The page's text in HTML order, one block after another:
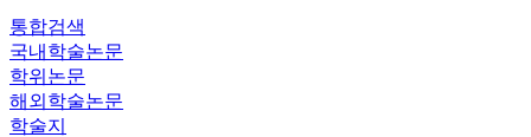
통합검색
국내학술논문
학위논문
해외학술논문
학술지